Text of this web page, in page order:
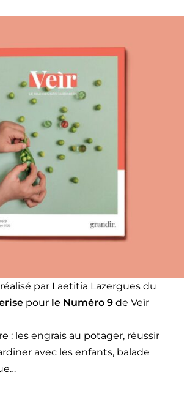
par Laeti­tia Laz­er­gues du
pour le Numéro 9 de Veìr
: les engrais au potager, réus­sir
avec les enfants, balade